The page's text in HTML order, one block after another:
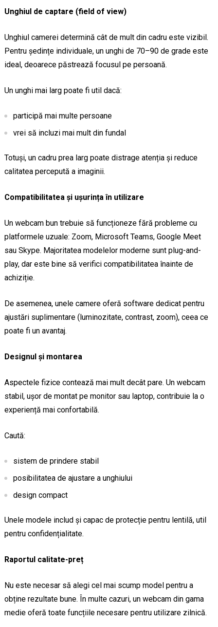
Unghiul de captare (field of view)
Unghiul camerei determină cât de mult din cadru este vizibil.
Pentru ședințe individuale, un unghi de 70–90 de grade este
ideal, deoarece păstrează focusul pe persoană.
Un unghi mai larg poate fi util dacă:
participă mai multe persoane
vrei să incluzi mai mult din fundal
Totuși, un cadru prea larg poate distrage atenția și reduce
calitatea percepută a imaginii.
Compatibilitatea și ușurința în utilizare
Un webcam bun trebuie să funcționeze fără probleme cu
platformele uzuale: Zoom, Microsoft Teams, Google Meet
sau Skype. Majoritatea modelelor moderne sunt plug-and-
play, dar este bine să verifici compatibilitatea înainte de
achiziție.
De asemenea, unele camere oferă software dedicat pentru
ajustări suplimentare (luminozitate, contrast, zoom), ceea ce
poate fi un avantaj.
Designul și montarea
Aspectele fizice contează mai mult decât pare. Un webcam
stabil, ușor de montat pe monitor sau laptop, contribuie la o
experiență mai confortabilă.
Caută:
sistem de prindere stabil
posibilitatea de ajustare a unghiului
design compact
Unele modele includ și capac de protecție pentru lentilă, util
pentru confidențialitate.
Raportul calitate-preț
Nu este necesar să alegi cel mai scump model pentru a
obține rezultate bune. În multe cazuri, un webcam din gama
medie oferă toate funcțiile necesare pentru utilizare zilnică.